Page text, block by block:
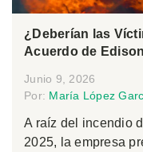
¿Deberían las
Acuerdo de
Junio 9, 2026
Por: María López
A raíz del incendio
2025, la empresa